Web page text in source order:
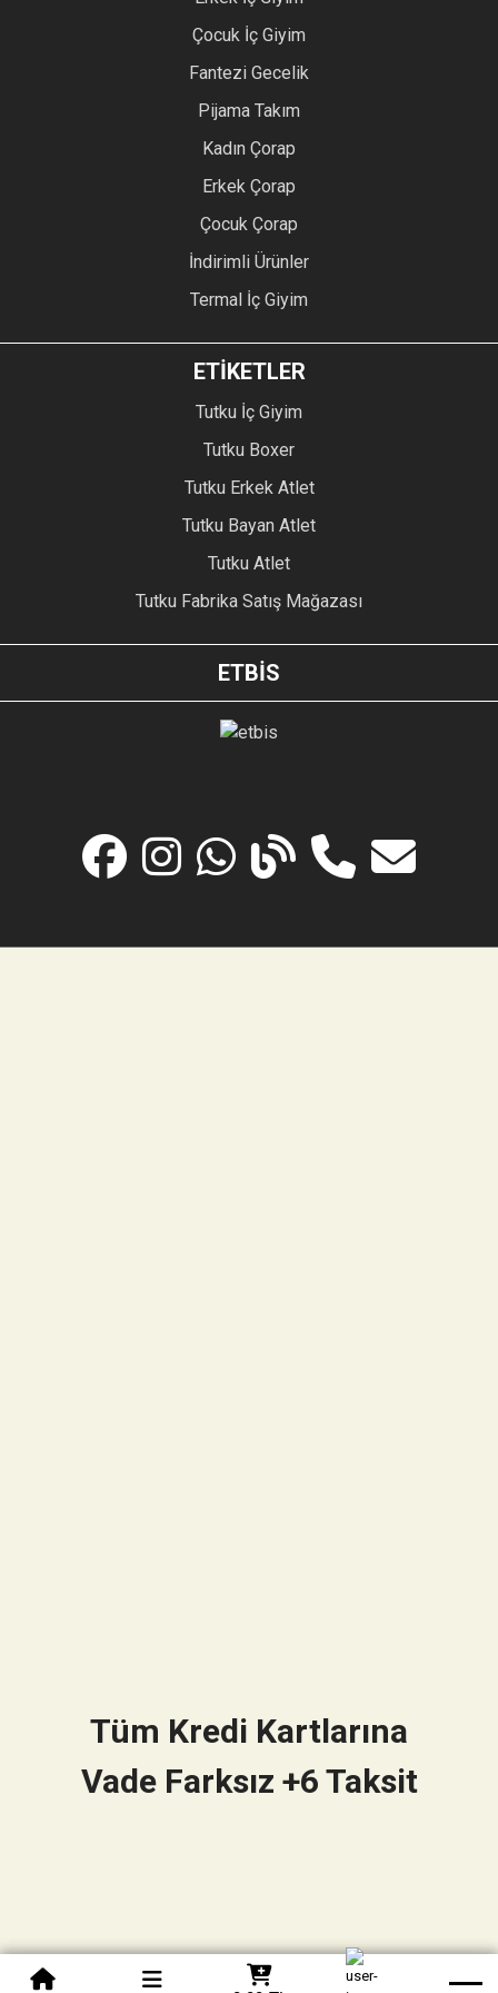
0850 305 09 70
Çocuk İç Giyim
Fantezi Gecelik
Pijama Takım
Kadın Çorap
Erkek Çorap
Çocuk Çorap
İndirimli Ürünler
Termal İç Giyim
ETİKETLER
Tutku İç Giyim
Tutku Boxer
Tutku Erkek Atlet
Tutku Bayan Atlet
Tutku Atlet
Tutku Fabrika Satış Mağazası
ETBİS
Tüm Kredi Kartlarına
Vade Farksız +6 Taksit